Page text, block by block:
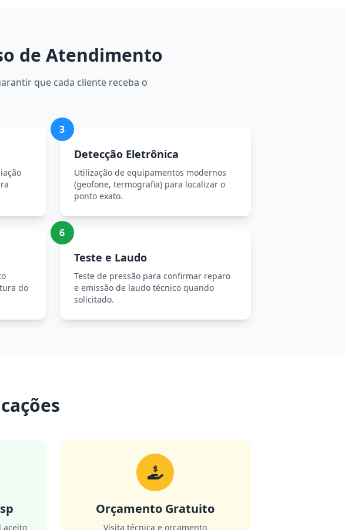
de Atendimento
que cada cliente receba o
3
Detecção Eletrônica
Utilização de equipamentos modernos
(geofone, termografia) para localizar o
ponto exato.
do
6
Teste e Laudo
Teste de pressão para confirmar reparo
e emissão de laudo técnico quando
solicitado.
aceito
Orçamento Gratuito
Visita técnica e orçamento